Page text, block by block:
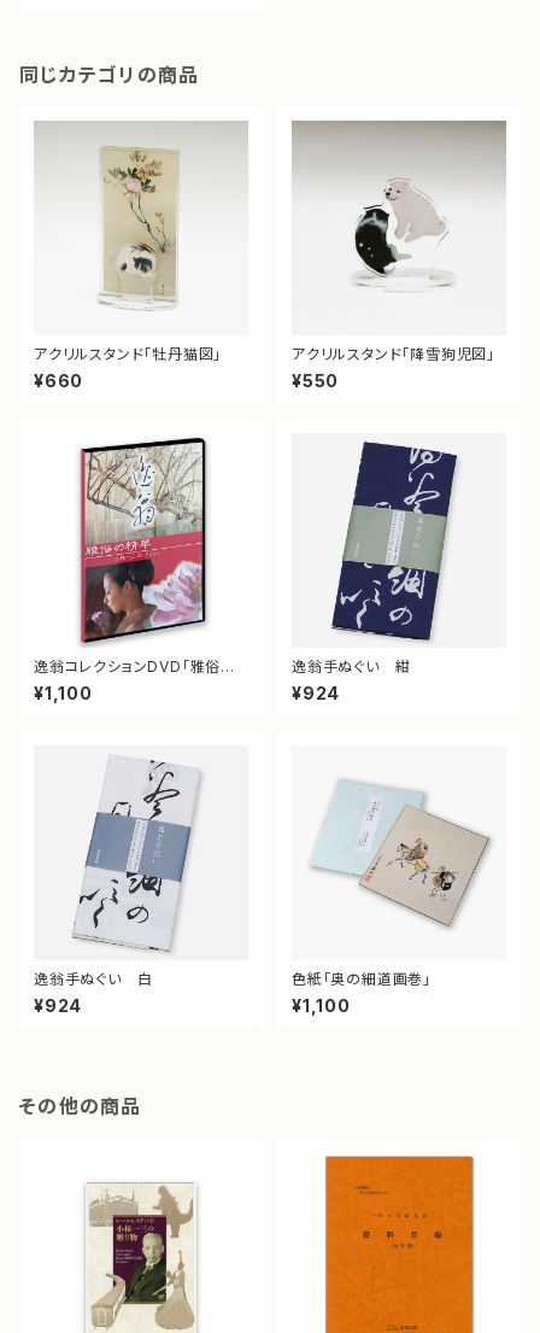
同じカテゴリの商品
アクリルスタンド「牡丹猫図」
¥660
アクリルスタンド「降雪狗児図」
¥550
逸翁コレクションDVD「雅俗の
精華」
¥1,100
逸翁手ぬぐい 紺
¥924
逸翁手ぬぐい 白
¥924
色紙「奥の細道画巻」
¥1,100
その他の商品